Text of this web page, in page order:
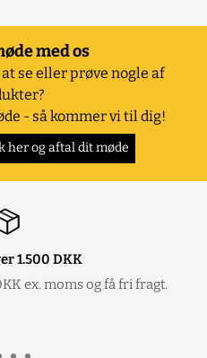
med os
se eller prøve nogle af
- så kommer vi til dig!
her og aftal dit møde
1.500 DKK
ex. moms og få fri fragt.